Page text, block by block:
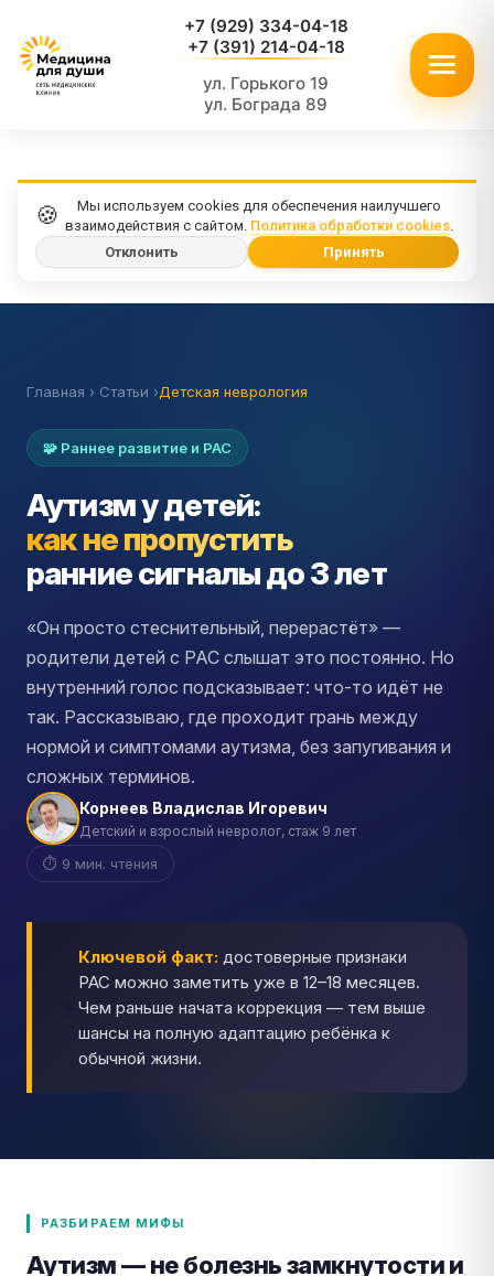
+7 (929) 334-04-18
+7 (391) 214-04-18
ул. Горького 19
ул. Бограда 89
🍪
Мы используем cookies для обеспечения наилучшего
взаимодействия с сайтом. Политика обработки cookies.
Отклонить
Принять
Главная › Статьи ›Детская неврология
🧩 Раннее развитие и РАС
Аутизм у детей:
как не пропустить
ранние сигналы до 3 лет
«Он просто стеснительный, перерастёт» —
родители детей с РАС слышат это постоянно. Но
внутренний голос подсказывает: что-то идёт не
так. Рассказываю, где проходит грань между
нормой и симптомами аутизма, без запугивания и
сложных терминов.
Корнеев Владислав Игоревич
Детский и взрослый невролог, стаж 9 лет
⏱ 9 мин. чтения
Ключевой факт: достоверные признаки
РАС можно заметить уже в 12–18 месяцев.
Чем раньше начата коррекция — тем выше
шансы на полную адаптацию ребёнка к
обычной жизни.
РАЗБИРАЕМ МИФЫ
Аутизм — не болезнь замкнутости и